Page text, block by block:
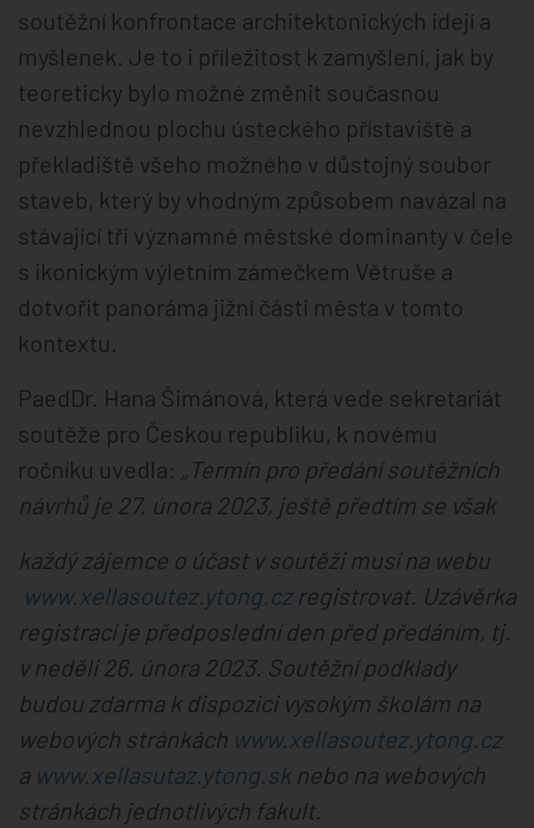
soutěžní konfrontace architektonických idejí a
myšlenek. Je to i příležitost k zamyšlení, jak by
teoreticky bylo možné změnit současnou
nevzhlednou plochu ústeckého přístaviště a
překladiště všeho možného v důstojný soubor
staveb, který by vhodným způsobem navázal na
stávající tři významné městské dominanty v čele
s ikonickým výletním zámečkem Větruše a
dotvořit panoráma jižní části města v tomto
kontextu.
PaedDr. Hana Šimánová, která vede sekretariát
soutěže pro Českou republiku, k novému
ročníku uvedla: „Termín pro předání soutěžních
návrhů je 27. února 2023, ještě předtím se však
každý zájemce o účast v soutěži musí na webu
www.xellasoutez.ytong.czregistrovat. Uzávěrka
registrací je předposlední den před předáním, tj.
v neděli 26. února 2023. Soutěžní podklady
budou zdarma k dispozici vysokým školám na
webových stránkách www.xellasoutez.ytong.cz
a www.xellasutaz.ytong.sknebo na webových
stránkách jednotlivých fakult.